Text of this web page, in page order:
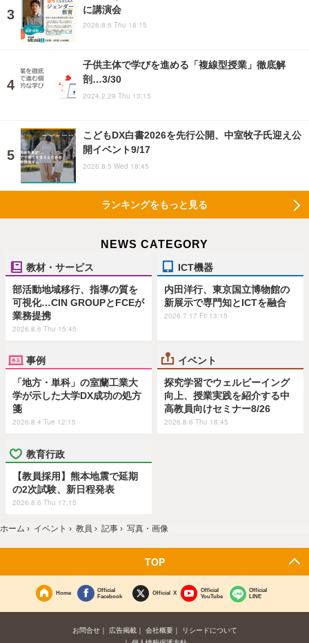
に講演会
2026.8.6 Thu 18:15
子供主体で学びを進める「複線型授業」徹底解
剖…3/30
2024.2.29 Thu 13:15
こどもDX白書2026を先行公開、中室牧子氏迎え公
開イベント9/17
2026.8.5 Wed 18:45
ランキングをもっと見る
NEWS CATEGORY
教材・サービス
部活動地域移行、指導の質を
可視化…CIN GROUPとFCEが
業務提携
2026.8.6 Thu 15:45
ICT機器
内田洋行、東京国立博物館の
新展示で専門知とICTを融合
2026.7.17 Fri 13:15
事例
「地方・単科」の室蘭工業大
学が示した大学DX成功の処方
箋
2026.8.4 Tue 12:15
イベント
探究学習でウェルビーイング
向上、授業実践を紹介する中
高教員向けセミナー8/26
2026.8.6 Thu 18:45
教育行政
【教員採用】熊本地震で延期
の2次試験、新日程発表
2026.8.6 Thu 17:15
ホーム › イベント › 教員 › 記事 › 写真・画像
TOP
Home
Official
Facebook
Official X
Official
YouTube
Official
LINE
お問合せ 広告掲載 会社概要
リシードについて